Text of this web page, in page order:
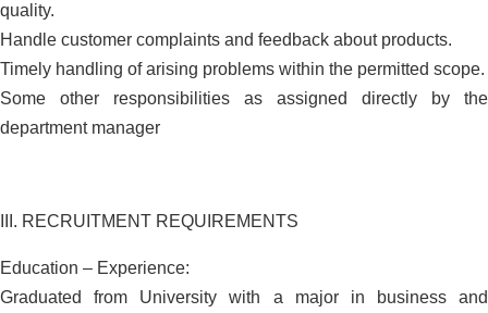
quality.
Handle customer complaints and feedback about products.
Timely handling of arising problems within the permitted scope.
Some other responsibilities as assigned directly by the
department manager
III. RECRUITMENT REQUIREMENTS
Education – Experience:
Graduated from University with a major in business and